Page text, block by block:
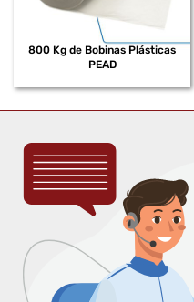
800 Kg de Bobinas Plásticas
PEAD